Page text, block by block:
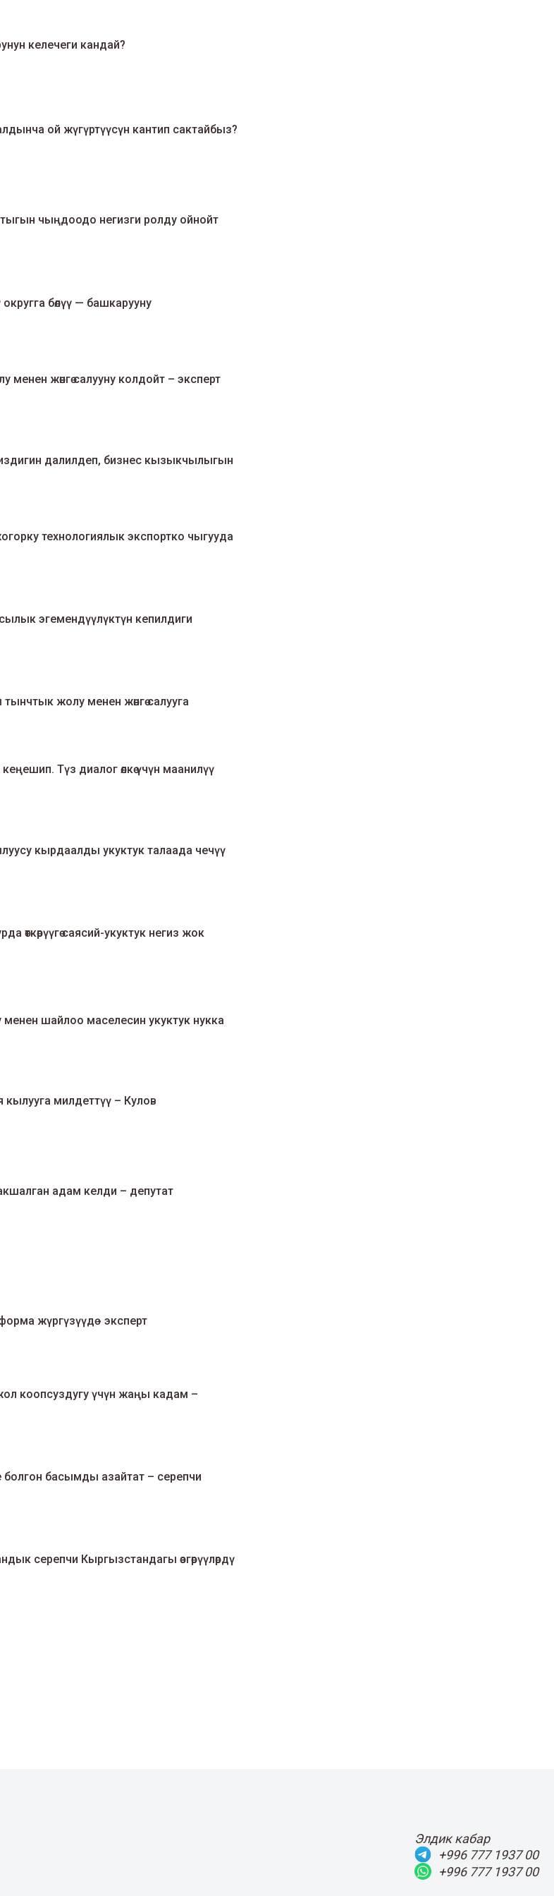
келечеги кандай?
ой жүгүртүүсүн кантип сактайбыз?
чыңдоодо негизги ролду ойнойт
бөлүү — башкарууну
жөнгө салууну колдойт – эксперт
далилдеп, бизнес кызыкчылыгын
технологиялык экспортко чыгууда
эгемендүүлүктүн кепилдиги
жолу менен жөнгө салууга
Түз диалог өлкө үчүн маанилүү
кырдаалды укуктук талаада чечүү
өткөрүүгө саясий-укуктук негиз жок
шайлоо маселесин укуктук нукка
милдеттүү – Кулов
адам келди – депутат
жүргүзүүдө - эксперт
жол коопсуздугу үчүн жаңы кадам –
болгон басымды азайтат – серепчи
серепчи Кыргызстандагы өзгөрүүлөрдү
Элдик кабар
+996 777 1937 00
+996 777 1937 00